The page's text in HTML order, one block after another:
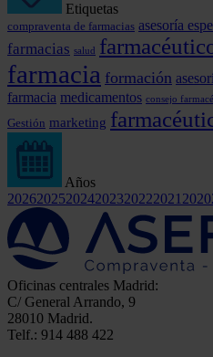
Etiquetas
compraventa de farmacias asesoría
farmacias salud
farmacia formación
farmacia medicamentos consejo
Gestión marketing
Años
202620252024202320222021 2020
Oficinas centrales Madrid:
C/ General Arrando, 9
28010 Madrid.
Telf.: 914 488 422